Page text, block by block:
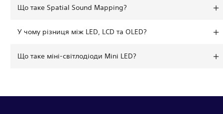
Що таке Spatial Sound Mapping?
У чому різниця між LED, LCD та OLED?
Що таке міні-світлодіоди Mini LED?